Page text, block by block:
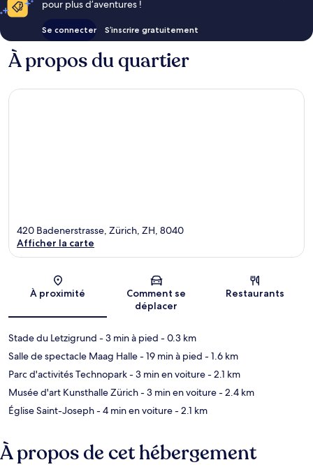
pour plus d’aventures !
Se connecter S’inscrire gratuitement
À propos du quartier
Carte
420 Badenerstrasse, Zürich, ZH, 8040
Afficher la carte
À proximité
Comment se
déplacer
Restaurants
Stade du Letzigrund - 3 min à pied - 0.3 km
Salle de spectacle Maag Halle- 19 min à pied - 1.6 km
Parc d'activités Technopark- 3 min en voiture- 2.1 km
Musée d'art Kunsthalle Zürich- 3 min en voiture- 2.4 km
Église Saint-Joseph- 4 min en voiture- 2.1 km
À propos de cet hébergement